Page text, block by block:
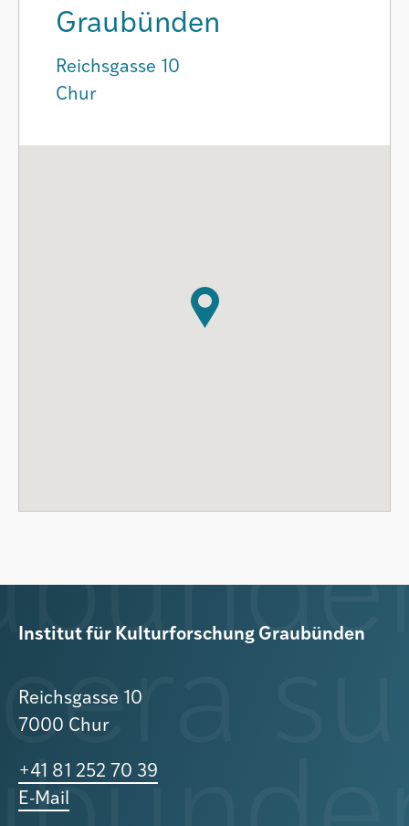
Graubünden
Reichsgasse 10
Chur
Institut für Kulturforschung Graubünden
Reichsgasse 10
7000 Chur
+41 81 252 70 39
E-Mail